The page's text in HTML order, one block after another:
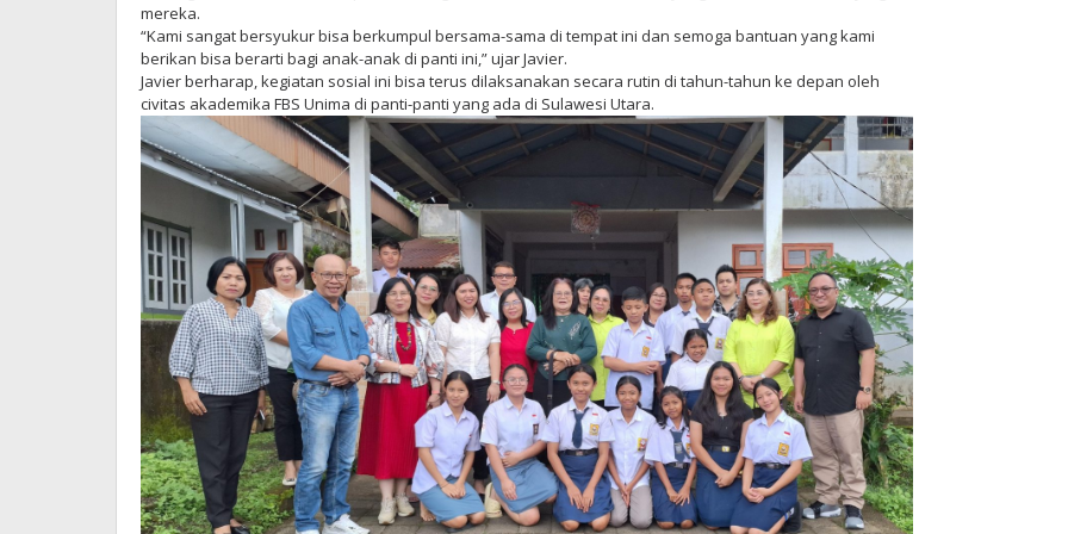
mereka.
“Kami sangat bersyukur bisa berkumpul bersama-sama di tempat ini dan semoga bantuan yang kami
berikan bisa berarti bagi anak-anak di panti ini,” ujar Javier.
Javier berharap, kegiatan sosial ini bisa terus dilaksanakan secara rutin di tahun-tahun ke depan oleh
civitas akademika FBS Unima di panti-panti yang ada di Sulawesi Utara.